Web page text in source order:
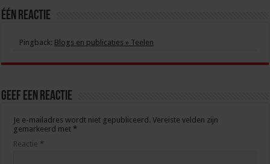
Één Reactie
Pingback: Blogs en publicaties » Teelen
Geef een reactie
Je e-mailadres wordt niet gepubliceerd. Vereiste velden zijn
gemarkeerd met*
Reactie *